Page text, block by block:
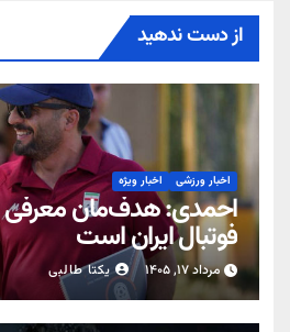
از دست ندهید
اخبار ورزشی اخبار ویژه
احمدی: هدف‌مان معرفی
فوتبال ایران است
مرداد ۱۷, ۱۴۰۵ یکتا طالبی